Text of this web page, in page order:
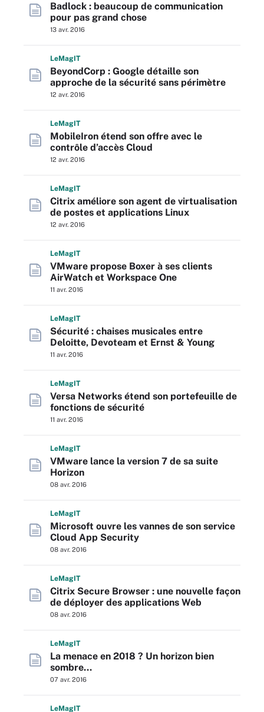
Badlock : beaucoup de communication
pour pas grand chose
13 avr. 2016
LeMagIT
BeyondCorp : Google détaille son
approche de la sécurité sans périmètre
12 avr. 2016
LeMagIT
MobileIron étend son offre avec le
contrôle d’accès Cloud
12 avr. 2016
LeMagIT
Citrix améliore son agent de virtualisation
de postes et applications Linux
12 avr. 2016
LeMagIT
VMware propose Boxer à ses clients
AirWatch et Workspace One
11 avr. 2016
LeMagIT
Sécurité : chaises musicales entre
Deloitte, Devoteam et Ernst & Young
11 avr. 2016
LeMagIT
Versa Networks étend son portefeuille de
fonctions de sécurité
11 avr. 2016
LeMagIT
VMware lance la version 7 de sa suite
Horizon
08 avr. 2016
LeMagIT
Microsoft ouvre les vannes de son service
Cloud App Security
08 avr. 2016
LeMagIT
Citrix Secure Browser : une nouvelle façon
de déployer des applications Web
08 avr. 2016
LeMagIT
La menace en 2018 ? Un horizon bien
sombre…
07 avr. 2016
LeMagIT